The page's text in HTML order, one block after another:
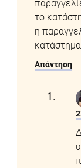
το
η
Απάντηση